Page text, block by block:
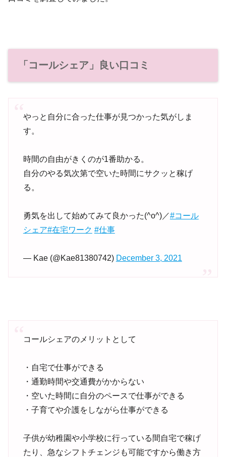
「コールシェア」良い口コミ
やっと自分に合った仕事が見つかった気がしま
す。
時間の自由がきくのが1番助かる。
自分のやる気次第で空いた時間にサクッと稼げ
る。
勇気を出して始めてみて良かった(^o^)／#コール
シェア#在宅ワーク #仕事
— Kae (@Kae81380742) December 3, 2021
コールシェアのメリットとして
・自宅で仕事ができる
・通勤時間や交通費がかからない
・空いた時間に自分のペースで仕事ができる
・子育てや介護をしながら仕事ができる
子供が幼稚園や小学校に行っている間自宅で稼げ
たり、急なシフトチェンジも可能ですから働き方